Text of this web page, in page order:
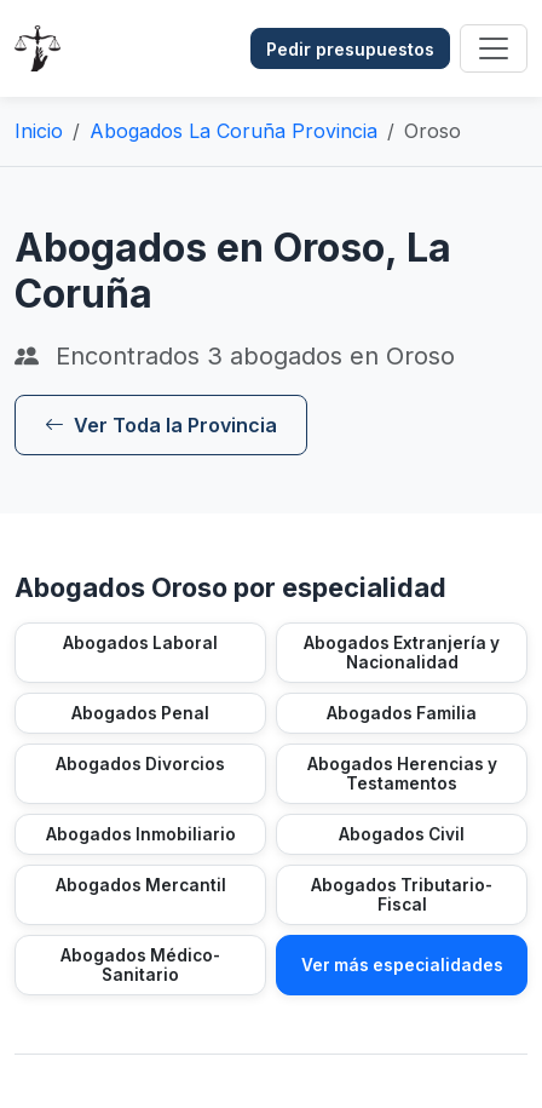
Pedir presupuestos
Inicio Abogados La Coruña Provincia Oroso
Abogados en Oroso, La
Coruña
Encontrados 3 abogados en Oroso
Ver Toda la Provincia
Abogados Oroso por especialidad
Abogados Laboral
Abogados Extranjería y
Nacionalidad
Abogados Penal Abogados Familia
Abogados Divorcios
Abogados Herencias y
Testamentos
Abogados Inmobiliario Abogados Civil
Abogados Mercantil
Abogados Tributario-
Fiscal
Abogados Médico-
Sanitario
Ver más especialidades